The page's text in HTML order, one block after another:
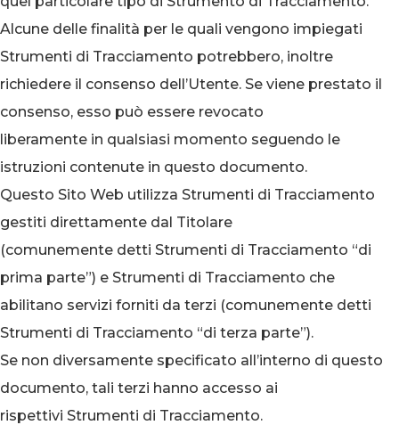
Alcune delle finalità per le quali vengono impiegati
Strumenti di Tracciamento potrebbero, inoltre
richiedere il consenso dell’Utente. Se viene prestato il
consenso, esso può essere revocato
liberamente in qualsiasi momento seguendo le
istruzioni contenute in questo documento.
Questo Sito Web utilizza Strumenti di Tracciamento
gestiti direttamente dal Titolare
(comunemente detti Strumenti di Tracciamento “di
prima parte”) e Strumenti di Tracciamento che
abilitano servizi forniti da terzi (comunemente detti
Strumenti di Tracciamento “di terza parte”).
Se non diversamente specificato all’interno di questo
documento, tali terzi hanno accesso ai
rispettivi Strumenti di Tracciamento.